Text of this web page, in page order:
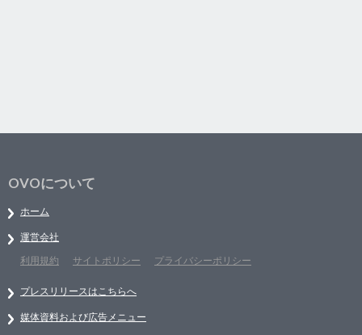
OVOについて
ホーム
運営会社
利用規約
サイトポリシー プライバシーポリシー
プレスリリースはこちらへ
媒体資料および広告メニュー